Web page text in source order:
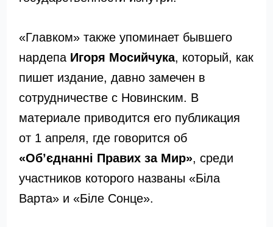
«Главком» также упоминает бывшего
нардепа Игоря Мосийчука, который, как
пишет издание, давно замечен в
сотрудничестве с Новинским. В
материале приводится его публикация
от 1 апреля, где говорится об
«Об’єднанні Правих за Мир», среди
участников которого названы «Біла
Варта» и «Біле Сонце».